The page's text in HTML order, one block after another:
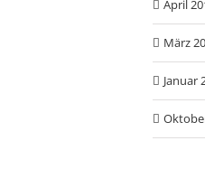
April
März
Januar